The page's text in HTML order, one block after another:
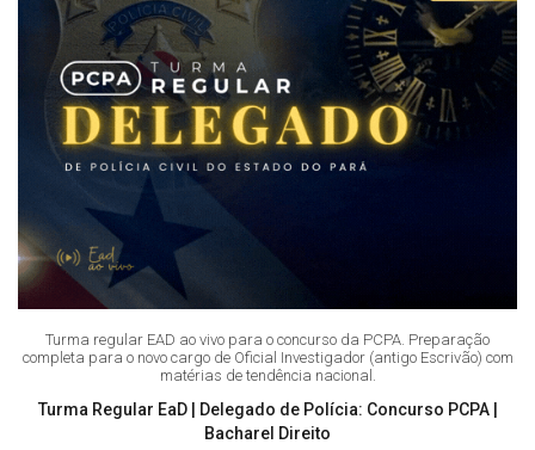
Turma regular EAD ao vivo para o concurso da PCPA. Preparação
completa para o novo cargo de Oficial Investigador (antigo Escrivão) com
matérias de tendência nacional.
Turma Regular EaD | Delegado de Polícia: Concurso PCPA |
Bacharel Direito